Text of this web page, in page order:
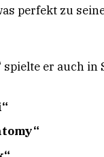
perfekt zu
spielte er auch in